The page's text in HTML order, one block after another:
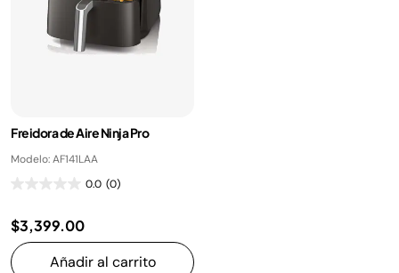
Freidora de Aire Ninja Pro
Modelo: AF141LAA
0.0 (0)
$3,399.00
Añadir al carrito